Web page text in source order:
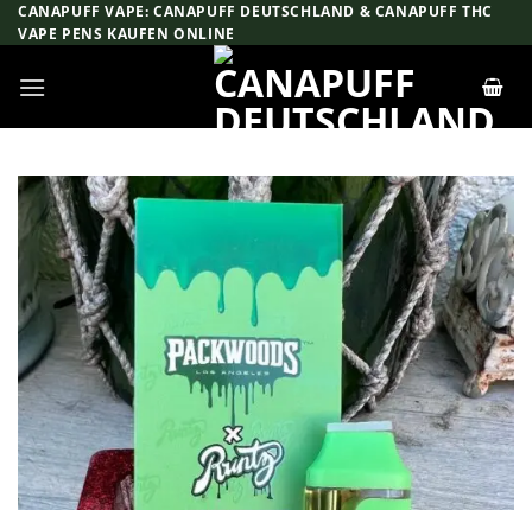
Zum
Inhalt
CANAPUFF VAPE: CANAPUFF DEUTSCHLAND & CANAPUFF THC
VAPE PENS KAUFEN ONLINE